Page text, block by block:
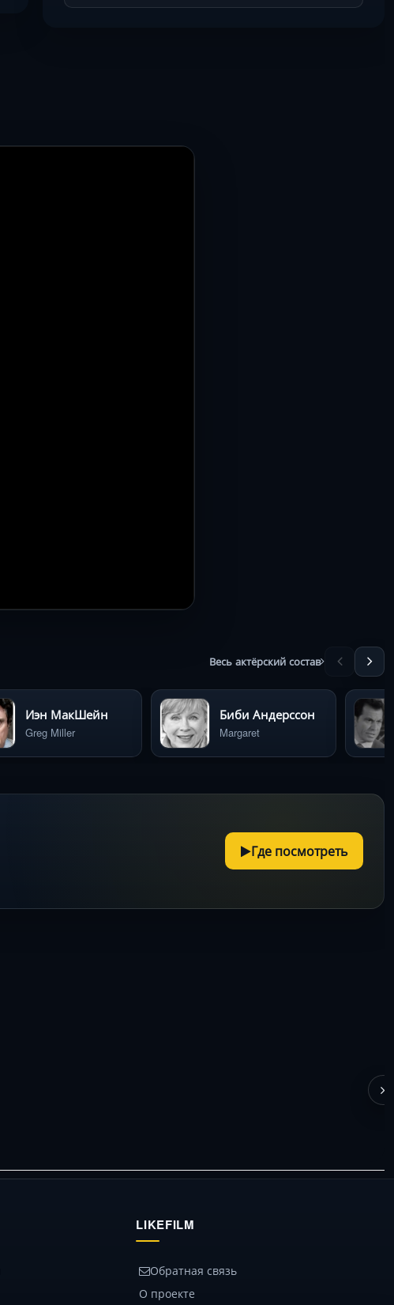
Весь актёрский состав
Иэн МакШейн
Greg Miller
Биби Андерссон
Margaret
Где посмотреть
LIKEFILM
Обратная связь
О проекте